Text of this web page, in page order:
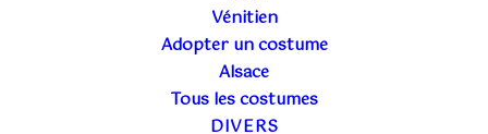
Vénitien
Adopter un costume
Alsace
Tous les costumes
DIVERS